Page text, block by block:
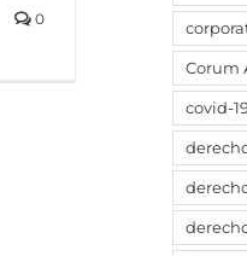
0
Corum
covid-